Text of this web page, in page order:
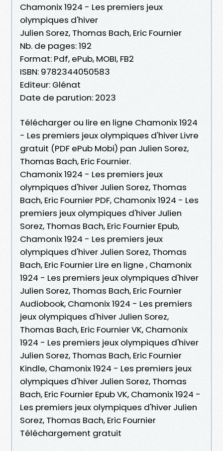
Chamonix 1924 - Les premiers jeux
olympiques d'hiver
Julien Sorez, Thomas Bach, Eric Fournier
Nb. de pages: 192
Format: Pdf, ePub, MOBI, FB2
ISBN: 9782344050583
Editeur: Glénat
Date de parution: 2023
Télécharger ou lire en ligne Chamonix 1924
- Les premiers jeux olympiques d'hiver Livre
gratuit (PDF ePub Mobi) pan Julien Sorez,
Thomas Bach, Eric Fournier.
Chamonix 1924 - Les premiers jeux
olympiques d'hiver Julien Sorez, Thomas
Bach, Eric Fournier PDF, Chamonix 1924 - Les
premiers jeux olympiques d'hiver Julien
Sorez, Thomas Bach, Eric Fournier Epub,
Chamonix 1924 - Les premiers jeux
olympiques d'hiver Julien Sorez, Thomas
Bach, Eric Fournier Lire en ligne , Chamonix
1924 - Les premiers jeux olympiques d'hiver
Julien Sorez, Thomas Bach, Eric Fournier
Audiobook, Chamonix 1924 - Les premiers
jeux olympiques d'hiver Julien Sorez,
Thomas Bach, Eric Fournier VK, Chamonix
1924 - Les premiers jeux olympiques d'hiver
Julien Sorez, Thomas Bach, Eric Fournier
Kindle, Chamonix 1924 - Les premiers jeux
olympiques d'hiver Julien Sorez, Thomas
Bach, Eric Fournier Epub VK, Chamonix 1924 -
Les premiers jeux olympiques d'hiver Julien
Sorez, Thomas Bach, Eric Fournier
Téléchargement gratuit